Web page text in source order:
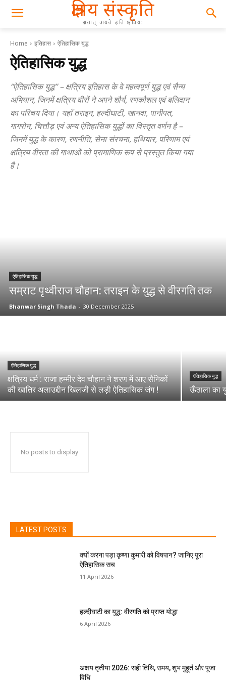
क्षत्रिय संस्कृति
क्षतात् त्रायते इति क्षत्रिय:
Home इतिहास ऐतिहासिक युद्ध
ऐतिहासिक युद्ध
“ऐतिहासिक युद्ध” – क्षत्रिय इतिहास के वे महत्वपूर्ण युद्ध एवं सैन्य
अभियान, जिनमें क्षत्रिय वीरों ने अपने शौर्य, रणकौशल एवं बलिदान
का परिचय दिया। यहाँ तराइन, हल्दीघाटी, खानवा, पानीपत,
गागरोन, चित्तौड़ एवं अन्य ऐतिहासिक युद्धों का विस्तृत वर्णन है –
जिनमें युद्ध के कारण, रणनीति, सेना संरचना, हथियार, परिणाम एवं
क्षत्रिय वीरता की गाथाओं को प्रामाणिक रूप से प्रस्तुत किया गया
है।
ऐतिहासिक युद्ध
सम्राट पृथ्वीराज चौहान: तराइन के युद्ध से वीरगति तक
Bhanwar Singh Thada - 30 December 2025
ऐतिहासिक युद्ध
क्षत्रिय धर्म : राजा हम्मीर देव चौहान ने शरण में आए सैनिकों
की खातिर अलाउद्दीन खिलजी से लड़ी ऐतिहासिक जंग !
ऐतिहासिक युद्ध
ऊँठाला का
No posts to display
LATEST POSTS
क्यों करना पड़ा कृष्णा कुमारी को विषपान? जानिए पूरा
ऐतिहासिक सच
11 April 2026
हल्दीघाटी का युद्ध: वीरगति को प्राप्त योद्धा
6 April 2026
अक्षय तृतीया 2026: सही तिथि, समय, शुभ मुहूर्त और पूजा
विधि